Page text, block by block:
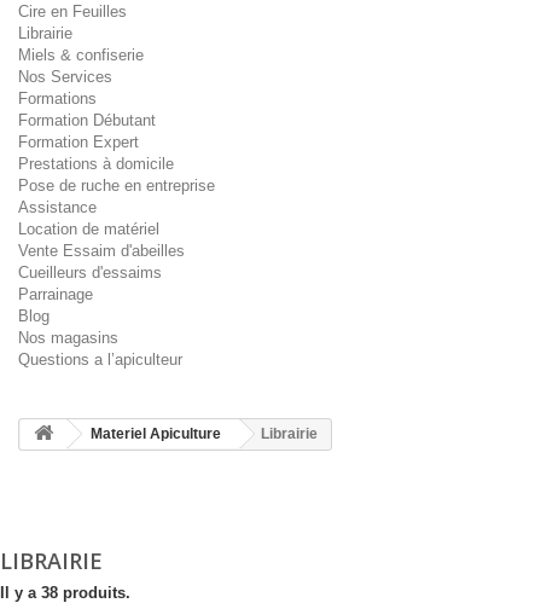
Cire en Feuilles
Librairie
Miels & confiserie
Nos Services
Formations
Formation Débutant
Formation Expert
Prestations à domicile
Pose de ruche en entreprise
Assistance
Location de matériel
Vente Essaim d'abeilles
Cueilleurs d'essaims
Parrainage
Blog
Nos magasins
Questions a l’apiculteur
Materiel Apiculture Librairie
LIBRAIRIE
Il y a 38 produits.